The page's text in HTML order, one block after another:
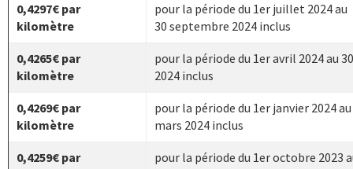
0,4297€ par
kilomètre
pour la période du 1er juillet 2024 au
30 septembre 2024 inclus
0,4265€ par
kilomètre
pour la période du 1er avril 2024 au
2024 inclus
0,4269€ par
kilomètre
pour la période du 1er janvier 2024
mars 2024 inclus
0,4259€ par
pour la période du 1er octobre 2023